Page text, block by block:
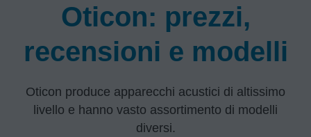
Oticon: prezzi,
recensioni e modelli
Oticon produce apparecchi acustici di altissimo
livello e hanno vasto assortimento di modelli
diversi.